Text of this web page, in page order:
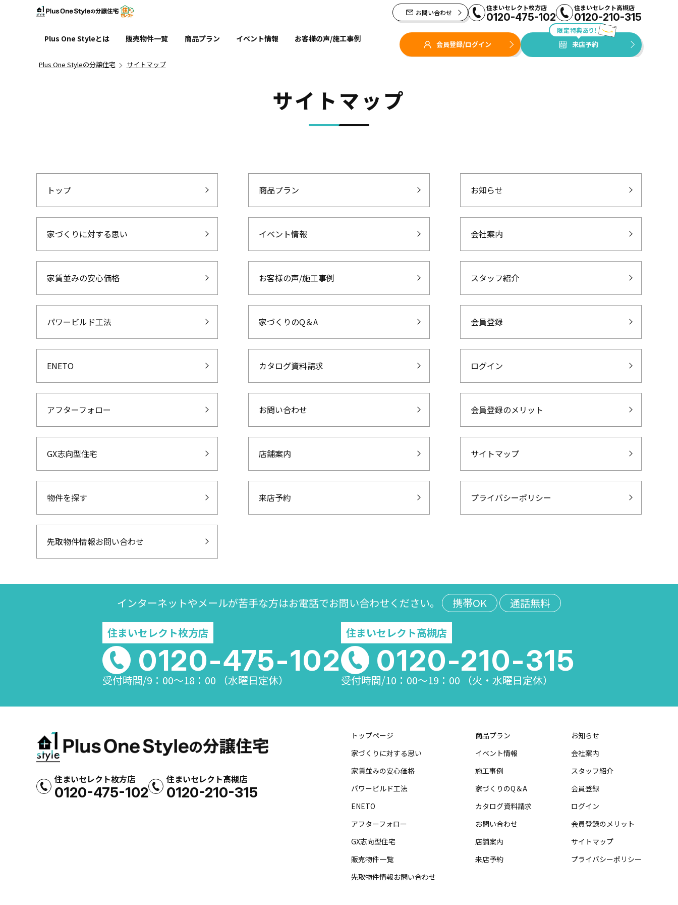
Plus One Styleとは
販売物件一覧
商品プラン イベント情報 お客様の声/施工事例
お問い合わせ
住まいセレクト枚方店
0120-475-102
住まいセレクト高槻店
0120-210-315
会員登録/ログイン
限定特典あり！
来店予約
Plus One Styleの分譲住宅 サイトマップ
サイトマップ
トップ
家づくりに対する思い
家賃並みの安心価格
パワービルド工法
ENETO
アフターフォロー
GX志向型住宅
物件を探す
先取物件情報お問い合わせ
商品プラン
イベント情報
お客様の声/施工事例
家づくりのQ＆A
カタログ資料請求
お問い合わせ
店舗案内
来店予約
お知らせ
会社案内
スタッフ紹介
会員登録
ログイン
会員登録のメリット
サイトマップ
プライバシーポリシー
インターネットやメールが苦手な方はお電話でお問い合わせください。 携帯OK 通話無料
住まいセレクト枚方店
0120-475-102
受付時間/9：00～18：00 （水曜日定休）
住まいセレクト高槻店
0120-210-315
受付時間/10：00～19：00 （火・水曜日定休）
住まいセレクト枚方店
0120-475-102
住まいセレクト高槻店
0120-210-315
トップページ
家づくりに対する思い
家賃並みの安心価格
パワービルド工法
ENETO
アフターフォロー
GX志向型住宅
販売物件一覧
先取物件情報お問い合わせ
商品プラン
イベント情報
施工事例
家づくりのQ＆A
カタログ資料請求
お問い合わせ
店舗案内
来店予約
お知らせ
会社案内
スタッフ紹介
会員登録
ログイン
会員登録のメリット
サイトマップ
プライバシーポリシー